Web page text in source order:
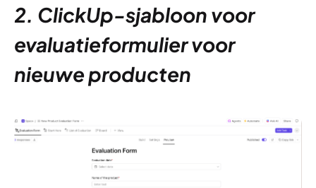
2. ClickUp-sjabloon voor
evaluatieformulier voor
nieuwe producten